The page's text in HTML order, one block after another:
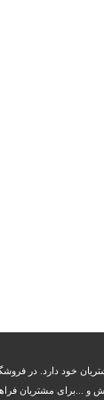
خود دارد. در
...برای مشتریان فراهم